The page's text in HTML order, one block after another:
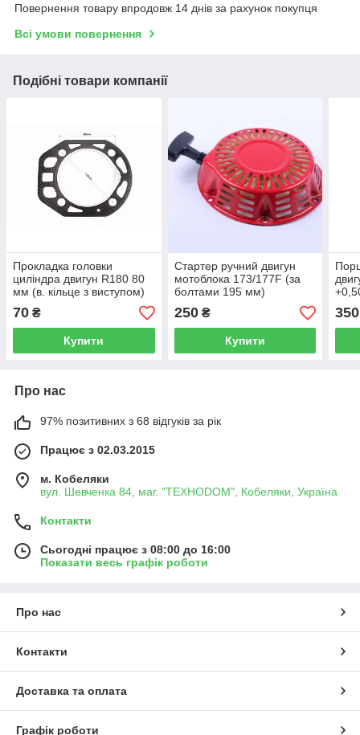
Повернення товару впродовж 14 днів за рахунок покупця
Всі умови повернення
Подібні товари компанії
Прокладка головки
циліндра двигун R180 80
мм (в. кільце з виступом)
70 ₴
Купити
Стартер ручний двигун
мотоблока 173/177F (за
болтами 195 мм)
250₴
Купити
350
Про нас
97% позитивних з 68 відгуків за рік
Працює з 02.03.2015
м. Кобеляки
вул. Шевченка 84, маг. "ТЕХНОDOM", Кобеляки, Україна
Контакти
Сьогодні працює з 08:00 до 16:00
Показати весь графік роботи
Про нас
Контакти
Доставка та оплата
Графік роботи